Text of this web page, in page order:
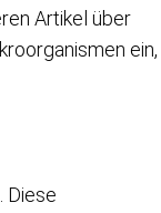
Artikel über
ein,
Diese